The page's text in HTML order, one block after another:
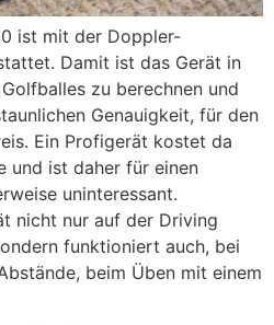
ist mit der Doppler-
Damit ist das Gerät in
zu berechnen und
Genauigkeit, für den
Ein Profigerät kostet da
und ist daher für einen
uninteressant.
nicht nur auf der Driving
funktioniert auch, bei
beim Üben mit einem